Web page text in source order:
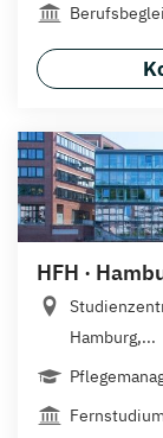
HFH ·
Hamburg,...
Fernstudium